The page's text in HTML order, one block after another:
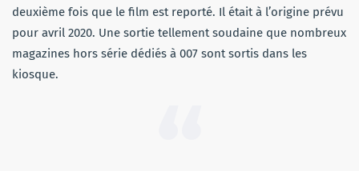
deuxième fois que le film est reporté. Il était à l’origine prévu
pour avril 2020. Une sortie tellement soudaine que nombreux
magazines hors série dédiés à 007 sont sortis dans les
kiosque.